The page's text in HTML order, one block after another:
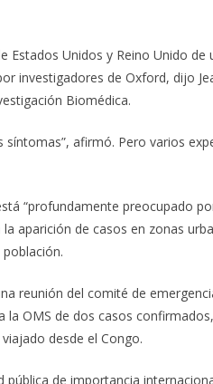
Unidos y Reino Unido de
investigadores de Oxford, dijo
Biomédica.
afirmó. Pero varios
“profundamente preocupado
aparición de casos en zonas
reunión del comité de
OMS de dos casos
desde el Congo.
de importancia